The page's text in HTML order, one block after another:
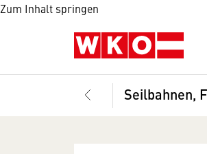
Zum Inhalt springen